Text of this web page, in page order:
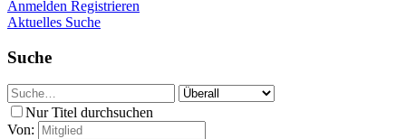
Anmelden Registrieren
Aktuelles Suche
Suche
Nur Titel durchsuchen
Von: